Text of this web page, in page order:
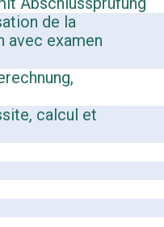
de la
avec examen
calcul et